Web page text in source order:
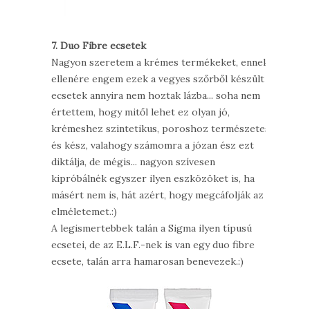
7. Duo Fibre ecsetek
Nagyon szeretem a krémes termékeket, ennek
ellenére engem ezek a vegyes szőrből készült
ecsetek annyira nem hoztak lázba... soha nem
értettem, hogy mitől lehet ez olyan jó,
krémeshez szintetikus, poroshoz természetes
és kész, valahogy számomra a józan ész ezt
diktálja, de mégis... nagyon szívesen
kipróbálnék egyszer ilyen eszközöket is, ha
másért nem is, hát azért, hogy megcáfolják az
elméletemet.:)
A legismertebbek talán a Sigma ilyen típusú
ecsetei, de az E.L.F.-nek is van egy duo fibre
ecsete, talán arra hamarosan benevezek.:)